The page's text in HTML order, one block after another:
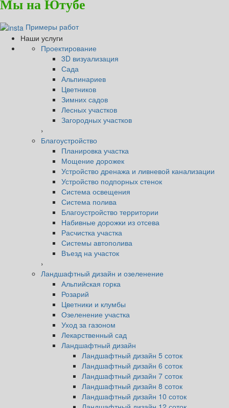
Мы на Ютубе
Примеры работ
Наши услуги
Проектирование
3D визуализация
Сада
Альпинариев
Цветников
Зимних садов
Лесных участков
Загородных участков
›
Благоустройство
Планировка участка
Мощение дорожек
Устройство дренажа и ливневой канализации
Устройство подпорных стенок
Система освещения
Система полива
Благоустройство территории
Набивные дорожки из отсева
Расчистка участка
Системы автополива
Въезд на участок
›
Ландшафтный дизайн и озеленение
Альпийская горка
Розарий
Цветники и клумбы
Озеленение участка
Уход за газоном
Лекарственный сад
Ландшафтный дизайн
Ландшафтный дизайн 5 соток
Ландшафтный дизайн 6 соток
Ландшафтный дизайн 7 соток
Ландшафтный дизайн 8 соток
Ландшафтный дизайн 10 соток